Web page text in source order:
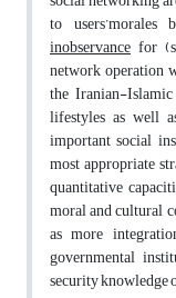
to
inobservance for
network operation
the Iranian-
lifestyles as well
important social
most appropriate
quantitative
moral and cultural
as more
governmental
security knowledge